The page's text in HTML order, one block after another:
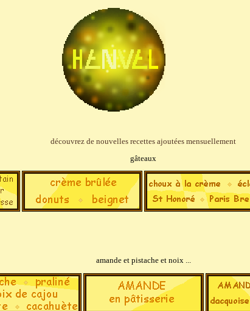
découvrez de nouvelles recettes ajoutées mensuellement
gâteaux
amande et pistache et noix ...